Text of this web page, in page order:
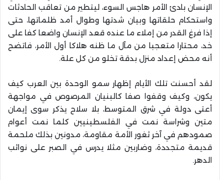
الإنسان بادئ الأمر هاجس السوء، ليتطير من تعاقب الحادثات
واستحكام حلقاتها وبيان شدتها وطوال أمد ظلماتها، حتى
إذا فرغ القدر من إملاء ما عنده قعد الإنسان واضعا كفا على
خد، محتارا متعجبا من مآل ما ظنه هلاكا أول الأمر، فاتضح
أنه محض إعداد منزل بدقة تخلو من كل علة.
لقد أحسنت تلك الأيام إظهار سمو الوحدة بين العرب كيف
يكون، وكيف وقفوا صفا كالبنيان المرصوص في مواجهة
أعتى دولة في شرق المتوسط، بلا سلاح يذكر سوى إيمان
متين وشراسة نمت في الفلسطينيين كلما نمت أعوام
صمودهم في آخر ثغور الأمة مقاومة، مدونين بذلك ملحمة
قديمة متجددة، وضاربين مثلا يدرس في الصبر على نوائب
الدهر.